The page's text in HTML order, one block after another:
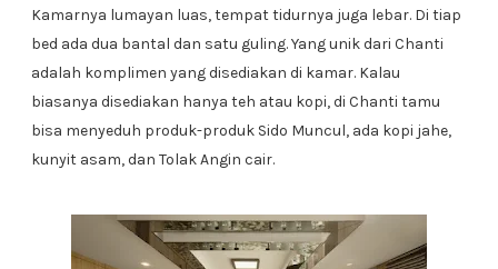
Kamarnya lumayan luas, tempat tidurnya juga lebar. Di tiap
bed ada dua bantal dan satu guling. Yang unik dari Chanti
adalah komplimen yang disediakan di kamar. Kalau
biasanya disediakan hanya teh atau kopi, di Chanti tamu
bisa menyeduh produk-produk Sido Muncul, ada kopi jahe,
kunyit asam, dan Tolak Angin cair.